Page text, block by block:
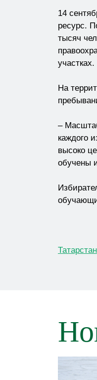
14
ресурс.
тысяч
участках.
На
–
каждого
высоко
обучены
Татарстан